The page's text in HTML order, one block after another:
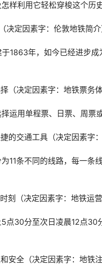
样利用它轻松穿梭这个历
定因素字：伦敦地铁简介
1863年，如今已经进步
决定因素字：地铁票务体
运用单程票、日票、周
交通工具（决定因素字：
11条不同的线路，每一条
（决定因素字：地铁运营
点30分至次日凌晨12点
全（决定因素字：地铁注